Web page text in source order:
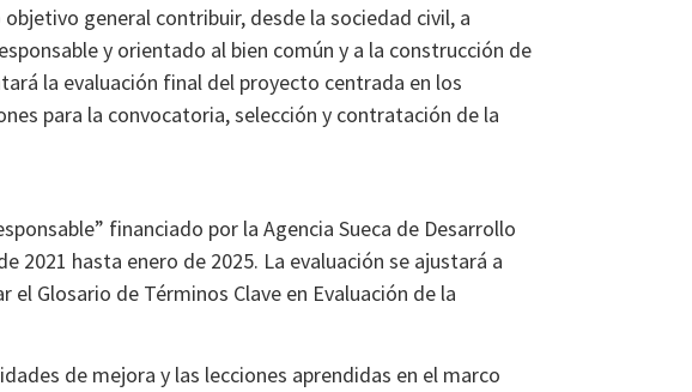
general contribuir, desde la sociedad civil, a
y orientado al bien común y a la construcción de
la evaluación final del proyecto centrada en los
para la convocatoria, selección y contratación de la
financiado por la Agencia Sueca de Desarrollo
2021 hasta enero de 2025. La evaluación se ajustará a
el Glosario de Términos Clave en Evaluación de la
de mejora y las lecciones aprendidas en el marco